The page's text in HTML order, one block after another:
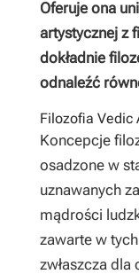
Oferuje ona
artystycznej z
dokładnie
odnaleźć
Filozofia Vedic
Koncepcje
osadzone w
uznawanych
mądrości
zawarte w
zwłaszcza dla